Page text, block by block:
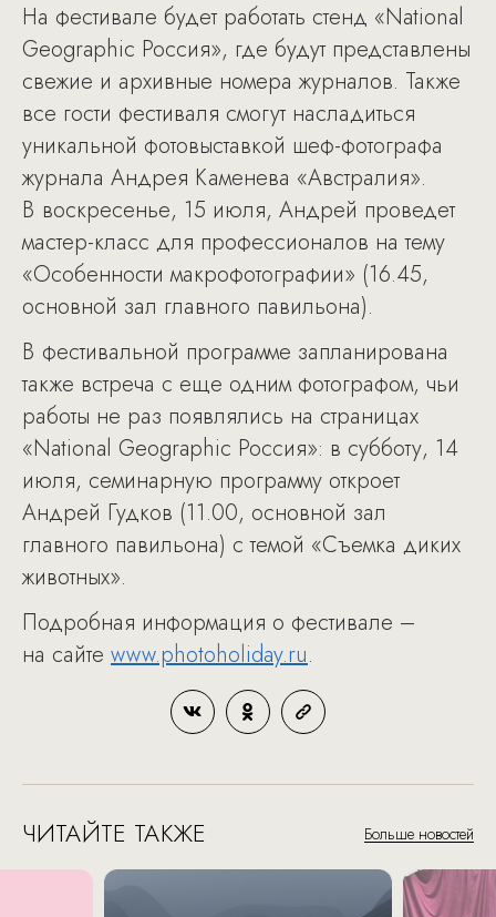
На фестивале будет работать стенд «National
Geographic Россия», где будут представлены
свежие и архивные номера журналов. Также
все гости фестиваля смогут насладиться
уникальной фотовыставкой шеф-фотографа
журнала Андрея Каменева «Австралия».
В воскресенье, 15 июля, Андрей проведет
мастер-класс для профессионалов на тему
«Особенности макрофотографии» (16.45,
основной зал главного павильона).
В фестивальной программе запланирована
также встреча с еще одним фотографом, чьи
работы не раз появлялись на страницах
«National Geographic Россия»: в субботу, 14
июля, семинарную программу откроет
Андрей Гудков (11.00, основной зал
главного павильона) с темой «Съемка диких
животных».
Подробная информация о фестивале –
на сайте www.photoholiday.ru.
ЧИТАЙТЕ ТАКЖЕ Больше новостей